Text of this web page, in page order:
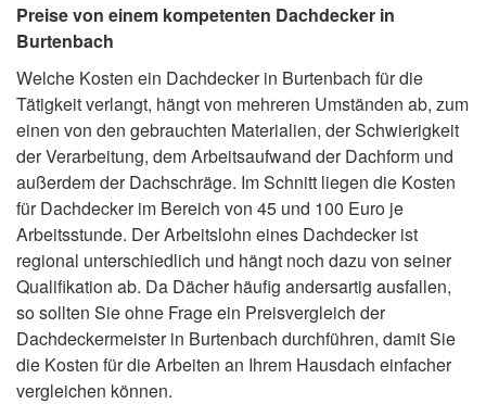
Preise von einem kompetenten Dachdecker in
Burtenbach
Welche Kosten ein Dachdecker in Burtenbach für die
Tätigkeit verlangt, hängt von mehreren Umständen ab, zum
einen von den gebrauchten Materialien, der Schwierigkeit
der Verarbeitung, dem Arbeitsaufwand der Dachform und
außerdem der Dachschräge. Im Schnitt liegen die Kosten
für Dachdecker im Bereich von 45 und 100 Euro je
Arbeitsstunde. Der Arbeitslohn eines Dachdecker ist
regional unterschiedlich und hängt noch dazu von seiner
Qualifikation ab. Da Dächer häufig andersartig ausfallen,
so sollten Sie ohne Frage ein Preisvergleich der
Dachdeckermeister in Burtenbach durchführen, damit Sie
die Kosten für die Arbeiten an Ihrem Hausdach einfacher
vergleichen können.